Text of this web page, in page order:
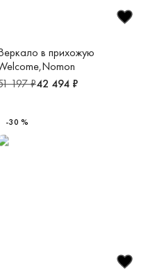
в прихожую
197 ₽42 494 ₽
-30 %